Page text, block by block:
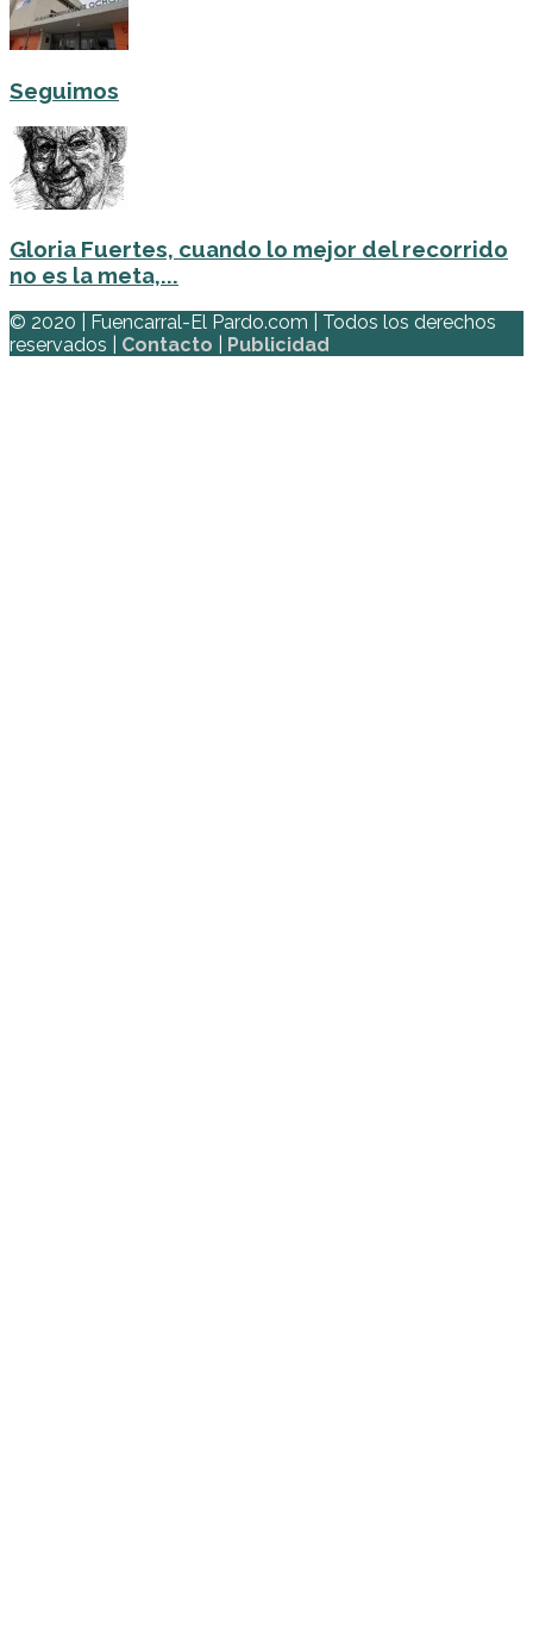
Seguimos
Gloria Fuertes, cuando lo mejor del recorrido
no es la meta,...
© 2020 | Fuencarral-El Pardo.com | Todos los derechos
reservados | Contacto Publicidad